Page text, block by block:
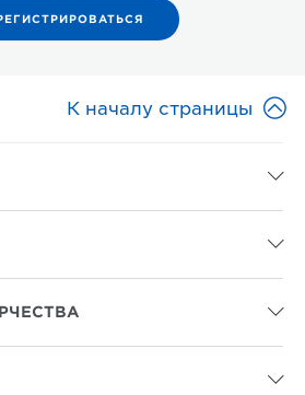
К началу страницы 



